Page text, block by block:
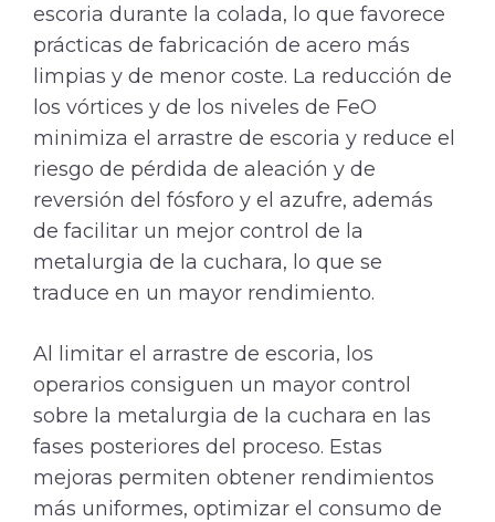
escoria durante la colada, lo que favorece
prácticas de fabricación de acero más
limpias y de menor coste. La reducción de
los vórtices y de los niveles de FeO
minimiza el arrastre de escoria y reduce el
riesgo de pérdida de aleación y de
reversión del fósforo y el azufre, además
de facilitar un mejor control de la
metalurgia de la cuchara, lo que se
traduce en un mayor rendimiento.
Al limitar el arrastre de escoria, los
operarios consiguen un mayor control
sobre la metalurgia de la cuchara en las
fases posteriores del proceso. Estas
mejoras permiten obtener rendimientos
más uniformes, optimizar el consumo de